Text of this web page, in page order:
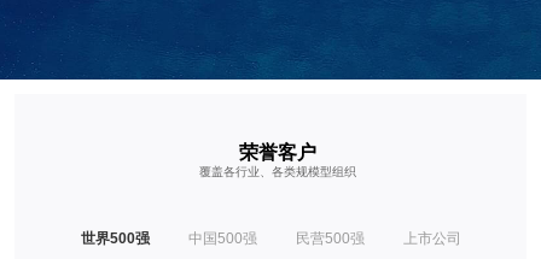
荣誉客户
覆盖各行业、各类规模型组织
世界500强 中国500强 民营500强
上市公司